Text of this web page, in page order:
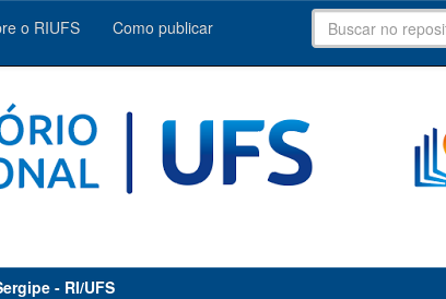
o RIUFS Como publicar
- RI/UFS